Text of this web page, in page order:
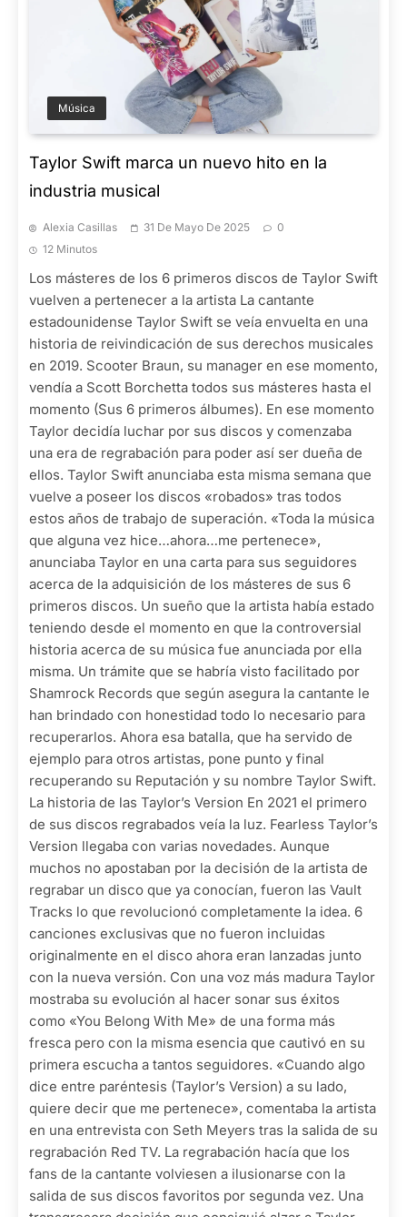
Música
Taylor Swift marca un nuevo hito en la
industria musical
Alexia Casillas 31 De Mayo De 2025
0
12 Minutos
Los másteres de los 6 primeros discos de Taylor Swift
vuelven a pertenecer a la artista La cantante
estadounidense Taylor Swift se veía envuelta en una
historia de reivindicación de sus derechos musicales
en 2019. Scooter Braun, su manager en ese momento,
vendía a Scott Borchetta todos sus másteres hasta el
momento (Sus 6 primeros álbumes). En ese momento
Taylor decidía luchar por sus discos y comenzaba
una era de regrabación para poder así ser dueña de
ellos. Taylor Swift anunciaba esta misma semana que
vuelve a poseer los discos «robados» tras todos
estos años de trabajo de superación. «Toda la música
que alguna vez hice…ahora…me pertenece»,
anunciaba Taylor en una carta para sus seguidores
acerca de la adquisición de los másteres de sus 6
primeros discos. Un sueño que la artista había estado
teniendo desde el momento en que la controversial
historia acerca de su música fue anunciada por ella
misma. Un trámite que se habría visto facilitado por
Shamrock Records que según asegura la cantante le
han brindado con honestidad todo lo necesario para
recuperarlos. Ahora esa batalla, que ha servido de
ejemplo para otros artistas, pone punto y final
recuperando su Reputación y su nombre Taylor Swift.
La historia de las Taylor’s Version En 2021 el primero
de sus discos regrabados veía la luz. Fearless Taylor’s
Version llegaba con varias novedades. Aunque
muchos no apostaban por la decisión de la artista de
regrabar un disco que ya conocían, fueron las Vault
Tracks lo que revolucionó completamente la idea. 6
canciones exclusivas que no fueron incluidas
originalmente en el disco ahora eran lanzadas junto
con la nueva versión. Con una voz más madura Taylor
mostraba su evolución al hacer sonar sus éxitos
como «You Belong With Me» de una forma más
fresca pero con la misma esencia que cautivó en su
primera escucha a tantos seguidores. «Cuando algo
dice entre paréntesis (Taylor’s Version) a su lado,
quiere decir que me pertenece», comentaba la artista
en una entrevista con Seth Meyers tras la salida de su
regrabación Red TV. La regrabación hacía que los
fans de la cantante volviesen a ilusionarse con la
salida de sus discos favoritos por segunda vez. Una